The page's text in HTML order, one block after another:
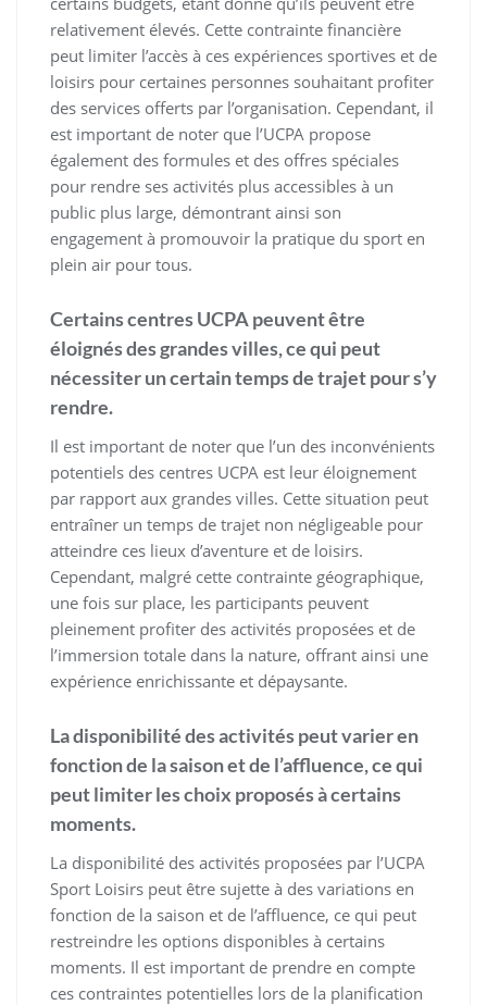
relativement élevés. Cette contrainte financière
peut limiter l’accès à ces expériences sportives et de
loisirs pour certaines personnes souhaitant profiter
des services offerts par l’organisation. Cependant, il
est important de noter que l’UCPA propose
également des formules et des offres spéciales
pour rendre ses activités plus accessibles à un
public plus large, démontrant ainsi son
engagement à promouvoir la pratique du sport en
plein air pour tous.
Certains centres UCPA peuvent être
éloignés des grandes villes, ce qui peut
nécessiter un certain temps de trajet pour s’y
rendre.
Il est important de noter que l’un des inconvénients
potentiels des centres UCPA est leur éloignement
par rapport aux grandes villes. Cette situation peut
entraîner un temps de trajet non négligeable pour
atteindre ces lieux d’aventure et de loisirs.
Cependant, malgré cette contrainte géographique,
une fois sur place, les participants peuvent
pleinement profiter des activités proposées et de
l’immersion totale dans la nature, offrant ainsi une
expérience enrichissante et dépaysante.
La disponibilité des activités peut varier en
fonction de la saison et de l’affluence, ce qui
peut limiter les choix proposés à certains
moments.
La disponibilité des activités proposées par l’UCPA
Sport Loisirs peut être sujette à des variations en
fonction de la saison et de l’affluence, ce qui peut
restreindre les options disponibles à certains
moments. Il est important de prendre en compte
ces contraintes potentielles lors de la planification